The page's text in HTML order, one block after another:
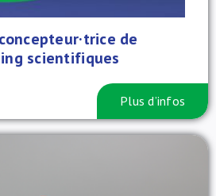
de
scientifiques
Plus d’infos